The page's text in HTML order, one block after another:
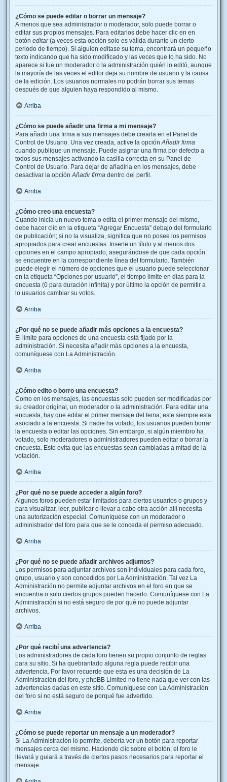
¿Cómo se puede editar o borrar un mensaje?
A menos que sea administrador o moderador, solo puede borrar o
editar sus propios mensajes. Para editarlos debe hacer clic en en
botón editar(a veces esta opción solo es válida durante un cierto
periodo de tiempo). Si alguien editase su tema, encontrará un pequeño
texto indicando que ha sido modificado y las veces que lo ha sido. No
aparece si fue un moderador o la administración quién lo editó, aunque
la mayoría de las veces el editor deja su nombre de usuario y la causa
de la edición. Los usuarios normales no podrán borrar sus temas
después de que alguien haya respondido al mismo.
Arriba
¿Cómo se puede añadir una firma a mi mensaje?
Para añadir una firma a sus mensajes debe crearla en el Panel de
Control de Usuario. Una vez creada, active la opciónAñadir firma
cuando publique un mensaje. Puede asignar una firma por defecto a
todos sus mensajes activando la casilla correcta en su Panel de
Control de Usuario. Para dejar de añadirla en los mensajes, debe
desactivar la opciónAñadir firma dentro del perfil.
Arriba
¿Cómo creo una encuesta?
Cuando inicia un nuevo tema o edita el primer mensaje del mismo,
debe hacer clic en la etiqueta “Agregar Encuesta” debajo del formulario
de publicación; si no la visualiza, significa que no posee los permisos
apropiados para crear encuestas. Inserte un título y al menos dos
opciones en el campo apropiado, asegurándose de que cada opción
se encuentre en la correspondiente línea del formulario. También
puede elegir el número de opciones que el usuario puede seleccionar
en la etiqueta “Opciones por usuario”, el tiempo límite en días para la
encuesta (0 para duración infinita) y por último la opción de permitir a
lo usuarios cambiar su votos.
Arriba
¿Por qué no se puede añadir más opciones a la encuesta?
El límite para opciones de una encuesta está fijado por la
administración. Si necesita añadir más opciones a la encuesta,
comuníquese con La Administración.
Arriba
¿Cómo edito o borro una encuesta?
Como en los mensajes, las encuestas solo pueden ser modificadas por
su creador original, un moderador o la administración. Para editar una
encuesta, hay que editar el primer mensaje del tema; este siempre esta
asociado a la encuesta. Si nadie ha votado, los usuarios pueden borrar
la encuesta o editar las opciones. Sin embargo, si algún miembro ha
votado, solo moderadores o administradores pueden editar o borrar la
encuesta. Esto evita que las encuestas sean cambiadas a mitad de la
votación.
Arriba
¿Por qué no se puede acceder a algún foro?
Algunos foros pueden estar limitados para ciertos usuarios o grupos y
para visualizar, leer, publicar o llevar a cabo otra acción allí necesita
una autorización especial. Comuníquese con un moderador o
administrador del foro para que se le conceda el permiso adecuado.
Arriba
¿Por qué no se puede añadir archivos adjuntos?
Los permisos para adjuntar archivos son individuales para cada foro,
grupo, usuario y son concedidos por La Administración. Tal vez La
Administración no permite adjuntar archivos en el foro en que se
encuentra o solo ciertos grupos pueden hacerlo. Comuníquese con La
Administración si no está seguro de por qué no puede adjuntar
archivos.
Arriba
¿Por qué recibí una advertencia?
Los administradores de cada foro tienen su propio conjunto de reglas
para su sitio. Si ha quebrantado alguna regla puede recibir una
advertencia. Por favor recuerde que esta es una decisión de La
Administración del foro, y phpBB Limited no tiene nada que ver con las
advertencias dadas en este sitio. Comuníquese con La Administración
del foro si no está seguro de porqué fue advertido.
Arriba
¿Cómo se puede reportar un mensaje a un moderador?
Si La Administración lo permite, debería ver un botón para reportar
mensajes cerca del mismo. Haciendo clic sobre el botón, el foro le
llevará y guiará a través de ciertos pasos necesarios para reportar el
mensaje.